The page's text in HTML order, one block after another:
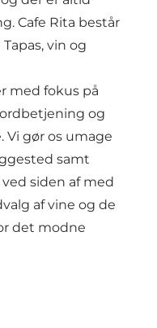
Cafe Rita består
vin og
med fokus på
og
gør os umage
samt
siden af med
af vine og de
det modne